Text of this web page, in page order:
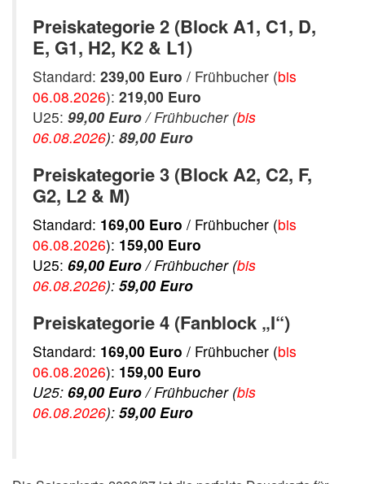
Preiskategorie 2 (Block A1, C1, D,
E, G1, H2, K2 & L1)
Standard: 239,00 Euro / Frühbucher (bis
06.08.2026): 219,00 Euro
U25: 99,00 Euro/ Frühbucher (bis
06.08.2026): 89,00 Euro
Preiskategorie 3 (Block A2, C2, F,
G2, L2 & M)
Standard: 169,00 Euro / Frühbucher (bis
06.08.2026): 159,00 Euro
U25: 69,00 Euro/ Frühbucher (bis
06.08.2026): 59,00 Euro
Preiskategorie 4 (Fanblock „I“)
Standard: 169,00 Euro / Frühbucher (bis
06.08.2026): 159,00 Euro
U25: 69,00 Euro/ Frühbucher (bis
06.08.2026): 59,00 Euro